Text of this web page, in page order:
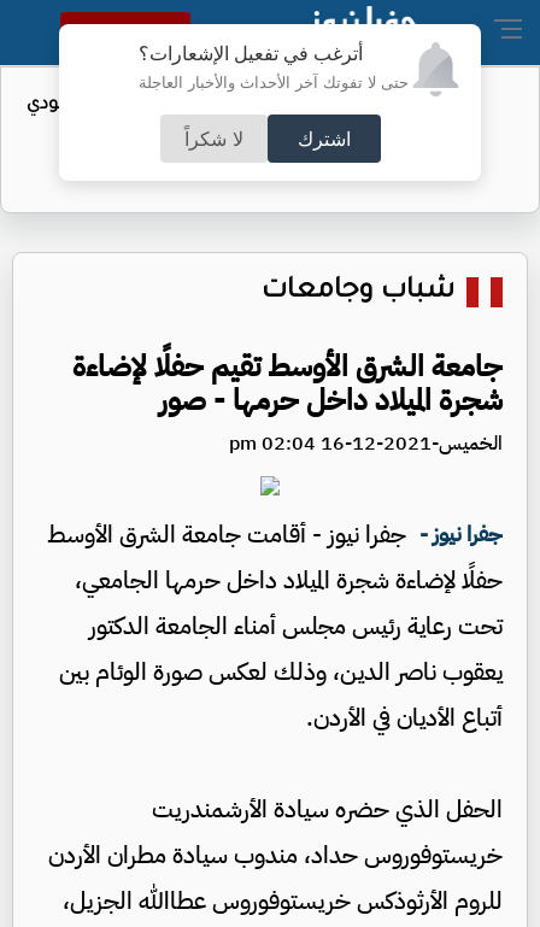
أترغب في تفعيل الإشعارات؟
حتى لا تفوتك آخر الأحداث والأخبار العاجلة
اشترك لا شكراً
النسخة الكاملة
واردات الولايات المتحدة من النفط السعودي
تهبط إلى الصفر
شباب وجامعات
جامعة الشرق الأوسط تقيم حفلًا لإضاءة
شجرة الميلاد داخل حرمها - صور
الخميس-2021-12-16 02:04 pm
جفرا نيوز - جفرا نيوز - أقامت جامعة الشرق الأوسط
حفلًا لإضاءة شجرة الميلاد داخل حرمها الجامعي،
تحت رعاية رئيس مجلس أمناء الجامعة الدكتور
يعقوب ناصر الدين، وذلك لعكس صورة الوئام بين
أتباع الأديان في الأردن.
الحفل الذي حضره سيادة الأرشمندريت
خريستوفوروس حداد، مندوب سيادة مطران الأردن
للروم الأرثوذكس خريستوفوروس عطاالله الجزيل،